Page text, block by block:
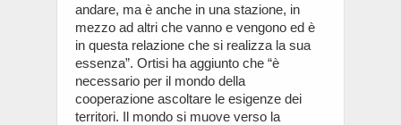
andare, ma è anche in una stazione, in
mezzo ad altri che vanno e vengono ed è
in questa relazione che si realizza la sua
essenza”. Ortisi ha aggiunto che “è
necessario per il mondo della
cooperazione ascoltare le esigenze dei
territori. Il mondo si muove verso la